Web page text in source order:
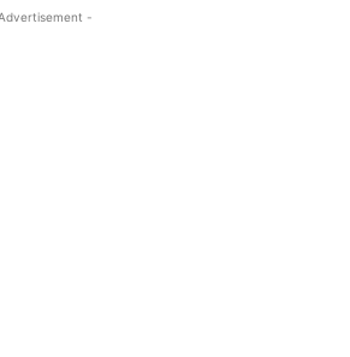
-